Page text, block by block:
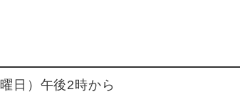
日）午後2時から